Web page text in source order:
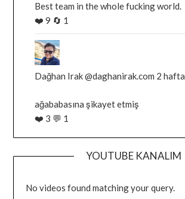
yazilan
gonderiyi
goruntule
Best team in the whole fucking world.
❤️ 9 🔄 1
Bluesky'da
Dağhan
Irak
yazilan
gonderiyi
Dağhan Irak@daghanirak.com 2 hafta
ağababasına şikayet etmiş
❤️ 3 💬 1
YOUTUBE KANALIM
No videos found matching your query.